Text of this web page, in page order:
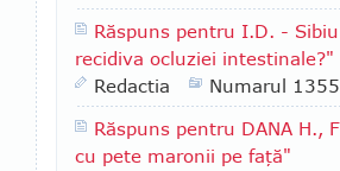
Răspuns pentru I.D. -
recidiva ocluziei intestinale?"
Redactia
Numarul 1355
Răspuns pentru DANA H.,
cu pete maronii pe faţă"